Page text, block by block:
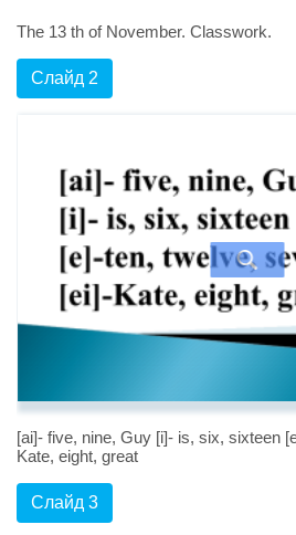
The 13 th of November. Classwork.
Слайд 2
[ai]- five, nine, Guy [i]- is, six, sixteen
Kate, eight, great
Слайд 3